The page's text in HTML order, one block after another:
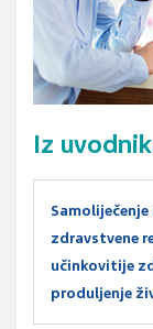
Iz
zdravstvene
učinkovitije
produljenje